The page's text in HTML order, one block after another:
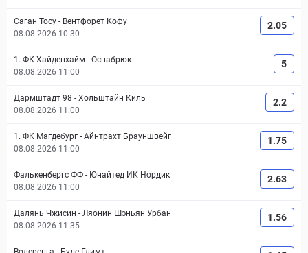
Саган Тосу - Вентфорет Кофу
08.08.2026 10:30
2.05
1. ФК Хайденхайм - Оснабрюк
08.08.2026 11:00
5
Дармштадт 98 - Хольштайн Киль
08.08.2026 11:00
2.2
1. ФК Магдебург - Айнтрахт Брауншвейг
08.08.2026 11:00
1.75
Фалькенбергс ФФ - Юнайтед ИК Нордик
08.08.2026 11:00
2.63
Далянь Чжисин - Ляонин Шэньян Урбан
08.08.2026 11:35
1.56